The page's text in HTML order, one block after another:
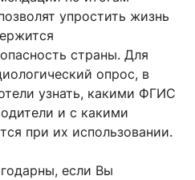
упростить жизнь
страны. Для
опрос, в
узнать, какими ФГИС
и с какими
при их использовании.
если Вы